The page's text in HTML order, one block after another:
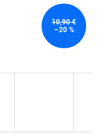
10,90 €
–20 %